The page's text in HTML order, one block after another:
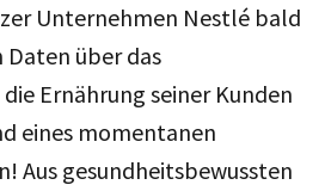
Unternehmen Nestlé bald
Daten über das
Ernährung seiner Kunden
eines momentanen
Aus gesundheitsbewussten